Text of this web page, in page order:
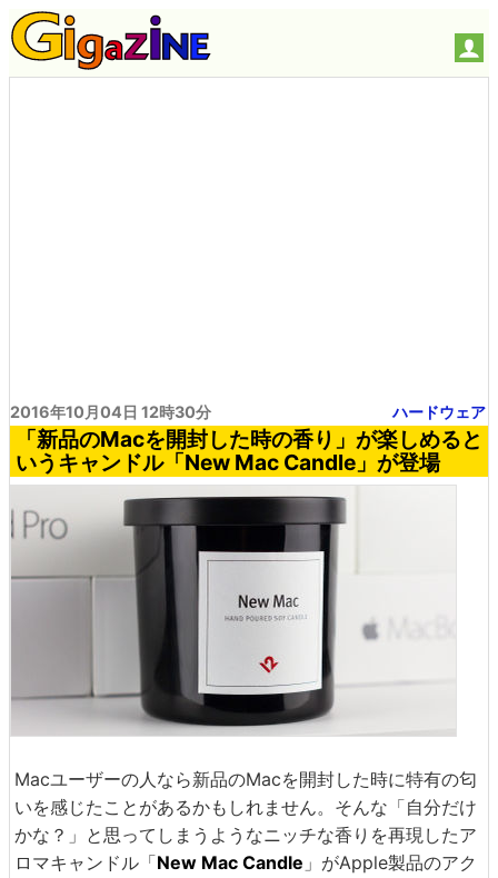
2016年10月04日 12時30分 ハードウェア
「新品のMacを開封した時の香り」が楽しめると
いうキャンドル「New Mac Candle」が登場
Macユーザーの人なら新品のMacを開封した時に特有の匂
いを感じたことがあるかもしれません。そんな「自分だけ
かな？」と思ってしまうようなニッチな香りを再現したア
ロマキャンドル「New Mac Candle 」がApple製品のアク